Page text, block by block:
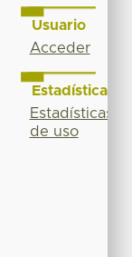
Usuario
Acceder
Estadísticas
Estadísticas
de uso